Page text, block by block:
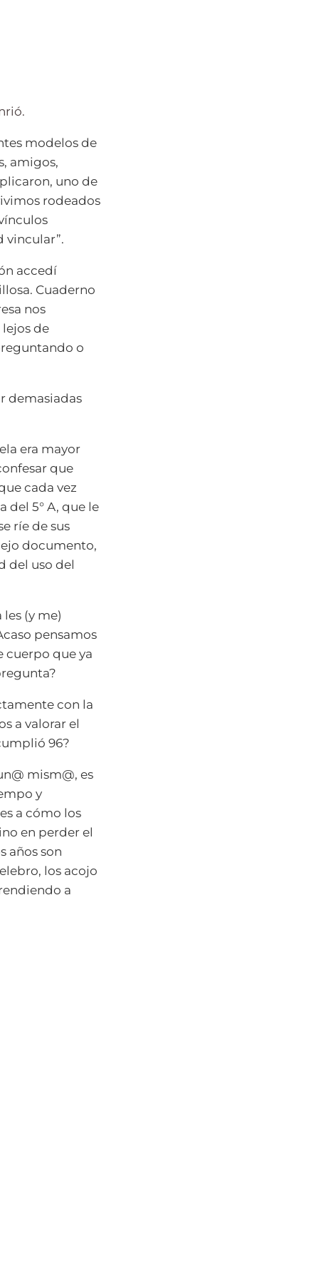
modelos de
amigos,
uno de
rodeados
vincular”.
accedí
Cuaderno
nos
lejos de
o
demasiadas
era mayor
que
cada vez
del 5° A, que le
ríe de sus
documento,
del uso del
(y me)
pensamos
cuerpo que ya
con la
a valorar el
96?
mism@, es
y
a cómo los
en perder el
años son
los acojo
a